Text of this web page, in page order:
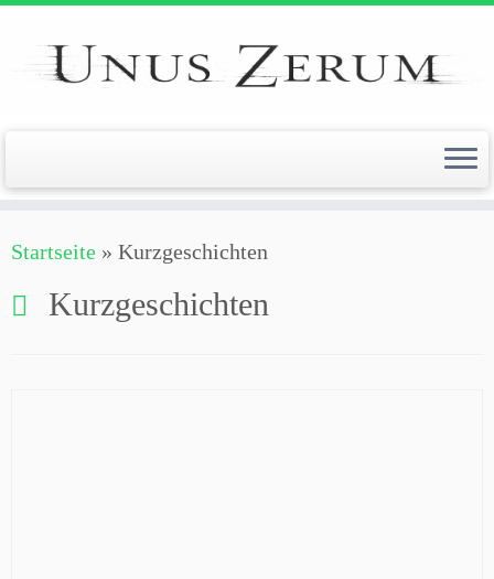
Zum
springen
Startseite » Kurzgeschichten
Kurzgeschichten